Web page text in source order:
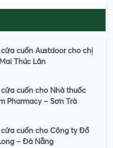
cuốn Austdoor cho chị
Thúc Lân
cuốn cho Nhà thuốc
Pharmacy – Sơn Trà
cuốn cho Công ty Đồ
– Đà Nẵng